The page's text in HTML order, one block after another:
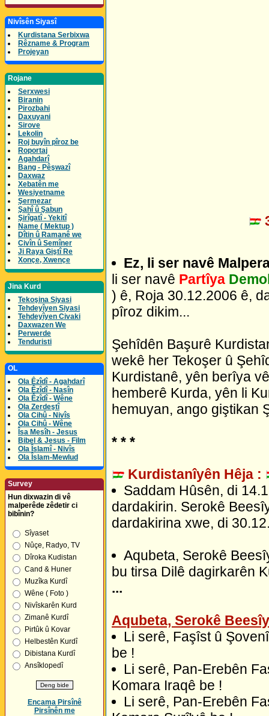
Nivîsên Siyasî
Kurdistana Serbixwa
Rêzname & Program
Projeyan
Rojane
Serxwesi
Biranin
Pirozbahi
Daxuyani
Sirove
Lekolin
Roj buyîn pîroz be
Roportaj
Agahdarî
Bang - Pêşwazî
Daxwaz
Xebatên me
Wesiyetname
Şermezar
Şahî û Şabun
Şirîgatî - Yekitî
Name ( Mektup )
Dîtin û Ramanê we
Civîn û Semîner
Ji Raya Giştî Re
Xonçe, Xwençe
Jina Kurd
Tekoşina Siyasi
Tehdeyîyen Siyasi
Tehdeyîyen Civaki
Daxwazen We
Perwerde
Tenduristi
OL
Ola Êzîdî - Agahdarî
Ola Êzîdî - Nasîn
Ola Êzîdî - Wêne
Ola Zerdeştî
Ola Cihû - Nivîs
Ola Cihû - Wêne
Îsa Mesîh - Jesus
Bibel & Jesus - Film
Ola Îslamî - Nivîs
Ola Îslam-Mewlud
Survey
Hun dixwazin di vê
malperêde zêdetir ci
bibînin?
Sîyaset
Nûçe, Radyo, TV
Dîroka Kudistan
Cand & Huner
Muzîka Kurdî
Wêne ( Foto )
Nivîskarên Kurd
Zimanê Kurdî
Pirtûk û Kovar
Helbestên Kurdî
Dibistana Kurdî
Ansîklopedî
Encama Pirsînê
Pirsînên me
Ez, li ser navê
li ser navê Partîya
) ê, Roja 30.12.2006 ê,
pîroz dikim...
Şehîdên Başurê
wekê her Tekoşer û
Kurdistanê, yên berîya
hemberê Kurda, yên li
hemuyan, ango giştikan
* * *
Kurdistanîyên Hêja :
Saddam Hûsên, di
dardakirin. Serokê
dardakirina xwe, di
Aqubeta, Serokê
bu tirsa Dilê dagirkarên
...
Aqubeta, Serokê
Li serê, Faşîst û
be !
Li serê, Pan-Erebên
Komara Iraqê be !
Li serê, Pan-Erebên